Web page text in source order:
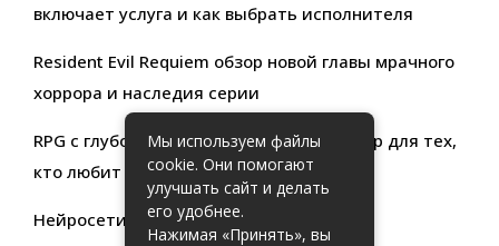
включает услуга и как выбрать исполнителя
Resident Evil Requiem обзор новой главы мрачного
хоррора и наследия серии
RPG с глубокой кастомизацией обзор игр для тех,
кто любит свободу выбора
Нейросети для продуктивности
Мы используем файлы
cookie. Они помогают
улучшать сайт и делать
его удобнее.
Нажимая «Принять», вы